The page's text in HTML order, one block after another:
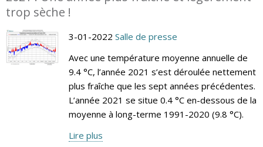
trop sèche !
3-01-2022 Salle de presse
Avec une température moyenne annuelle de
9.4 °C, l’année 2021 s’est déroulée nettement
plus fraîche que les sept années précédentes.
L’année 2021 se situe 0.4 °C en-dessous de la
moyenne à long-terme 1991-2020 (9.8 °C).
Lire plus